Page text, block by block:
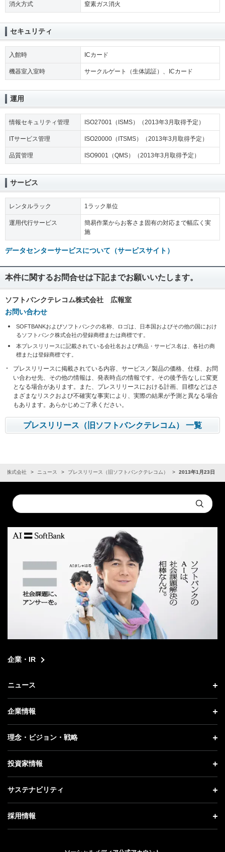
消火方式 窒素ガス消火
セキュリティ
入館時 ICカード
機器室入室時 サークルゲート（生体認証）、ICカード
運用
情報セキュリティ管理 ISO27001（ISMS）（2013年3月取得予定）
ITサービス管理 ISO20000（ITSMS）（2013年3月取得予定）
品質管理 ISO9001（QMS）（2013年3月取得予定）
サービス
レンタルラック 1ラック単位
運用代行サービス
簡易作業からお客さま固有の対応まで幅広く実
施
データセンターサービスについて（サービスサイト）
本件に関するお問合せは下記までお願いいたします。
ソフトバンクテレコム株式会社 広報室
お問い合わせ
SOFTBANKおよびソフトバンクの名称、ロゴは、日本国およびその他の国におけ
るソフトバンク株式会社の登録商標または商標です。
本プレスリリースに記載されている会社名および商品・サービス名は、各社の商
標または登録商標です。
プレスリリースに掲載されている内容、サービス／製品の価格、仕様、お問
い合わせ先、その他の情報は、発表時点の情報です。その後予告なしに変更
となる場合があります。また、プレスリリースにおける計画、目標などはさ
まざまなリスクおよび不確実な事実により、実際の結果が予測と異なる場合
もあります。あらかじめご了承ください。
プレスリリース（旧ソフトバンクテレコム） 一覧
ク株式会社 ニュース プレスリリース（旧ソフトバンクテレコム） 2013年1月23日
Conduct
a
Submit
企業・IR
ニュース
ニュース トップ
プレスリリース
更新情報
記者説明会
企業情報
企業情報 トップ
社長メッセージ
事業紹介
ガバナンス
理念・ビジョン・戦略
理念・ビジョン・戦略 トップ
成長戦略「Activate AI for Society」
人材戦略
投資家情報
投資家情報 トップ
経営方針
サステナビリティ
サステナビリティ トップ
トップメッセージ
採用情報